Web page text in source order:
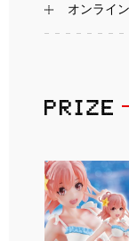
オンライ